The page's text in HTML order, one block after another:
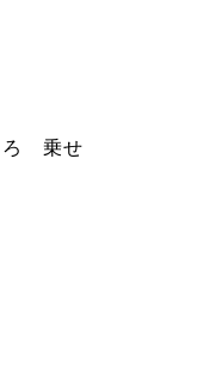
ろ 乗せ